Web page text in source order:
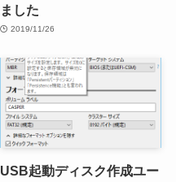
ました
2019/11/26
USB起動ディスク作成ユー